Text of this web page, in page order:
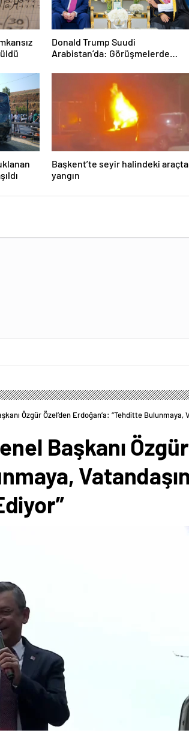
Donald Trump Suudi
Arabistan’da: Görüşmelerde
Başkent’te seyir halindeki araçta
yangın
Özgür Özel’den Erdoğan’a: “Tehditte
Başkanı Özgür